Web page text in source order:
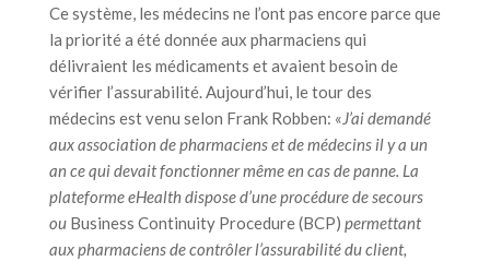
Ce système, les médecins ne l’ont pas encore parce que
la priorité a été donnée aux pharmaciens qui
délivraient les médicaments et avaient besoin de
vérifier l’assurabilité. Aujourd’hui, le tour des
médecins est venu selon Frank Robben: «J’ai demandé
aux association de pharmaciens et de médecins il y a un
an ce qui devait fonctionner même en cas de panne. La
plateforme eHealth dispose d’une procédure de secours
ou Business Continuity Procedure (BCP) permettant
aux pharmaciens de contrôler l’assurabilité du client,